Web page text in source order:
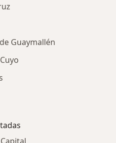
Guaymallén